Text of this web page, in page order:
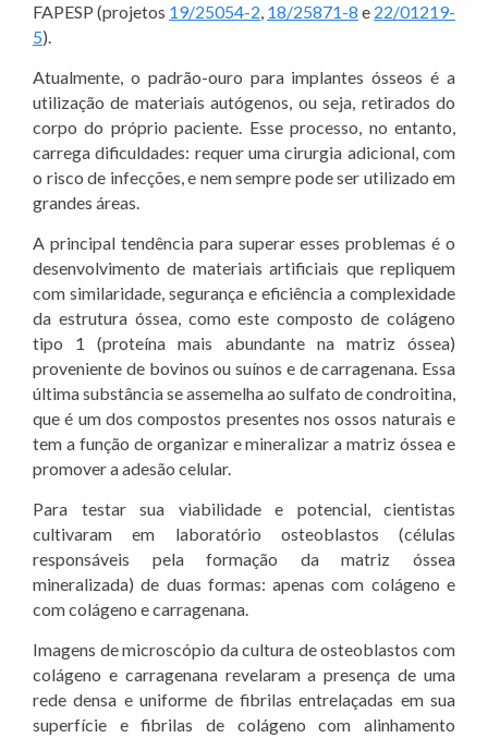
FAPESP (projetos 19/25054-2, 18/25871-8 e 22/01219-
5).
Atualmente, o padrão-ouro para implantes ósseos é a
utilização de materiais autógenos, ou seja, retirados do
corpo do próprio paciente. Esse processo, no entanto,
carrega dificuldades: requer uma cirurgia adicional, com
o risco de infecções, e nem sempre pode ser utilizado em
grandes áreas.
A principal tendência para superar esses problemas é o
desenvolvimento de materiais artificiais que repliquem
com similaridade, segurança e eficiência a complexidade
da estrutura óssea, como este composto de colágeno
tipo 1 (proteína mais abundante na matriz óssea)
proveniente de bovinos ou suínos e de carragenana. Essa
última substância se assemelha ao sulfato de condroitina,
que é um dos compostos presentes nos ossos naturais e
tem a função de organizar e mineralizar a matriz óssea e
promover a adesão celular.
Para testar sua viabilidade e potencial, cientistas
cultivaram em laboratório osteoblastos (células
responsáveis pela formação da matriz óssea
mineralizada) de duas formas: apenas com colágeno e
com colágeno e carragenana.
Imagens de microscópio da cultura de osteoblastos com
colágeno e carragenana revelaram a presença de uma
rede densa e uniforme de fibrilas entrelaçadas em sua
superfície e fibrilas de colágeno com alinhamento